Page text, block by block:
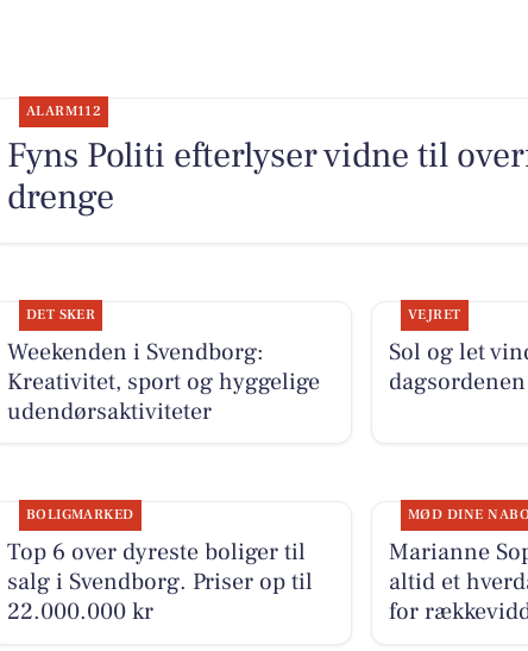
ALARM112
Fyns Politi efterlyser vidne til
drenge
DET SKER
Weekenden i Svendborg:
Kreativitet, sport og hyggelige
udendørsaktiviteter
VEJRET
Sol og let
dagsordenen
BOLIGMARKED
Top 6 over dyreste boliger til
salg i Svendborg. Priser op til
22.000.000 kr
MØD DINE
Marianne
altid et
for